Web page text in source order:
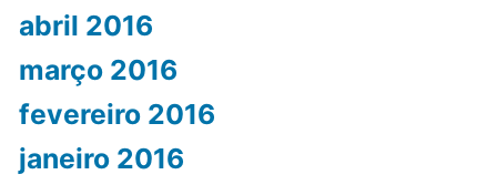
abril 2016
março 2016
fevereiro 2016
janeiro 2016